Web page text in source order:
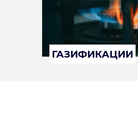
ГАЗИФИКАЦИИ